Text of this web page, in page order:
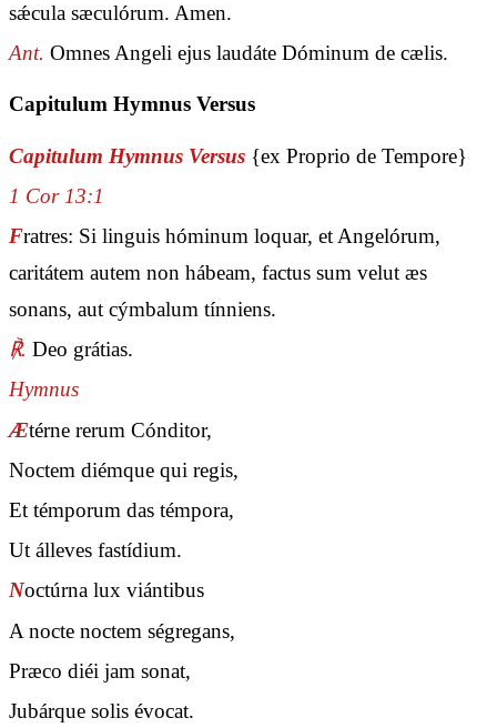
sǽcula sæculórum. Amen.
Ant. Omnes Angeli ejus laudáte Dóminum de cælis.
Capitulum Hymnus Versus
Capitulum Hymnus Versus {ex Proprio de Tempore}
1 Cor 13:1
Fratres: Si linguis hóminum loquar, et Angelórum,
caritátem autem non hábeam, factus sum velut æs
sonans, aut cýmbalum tínniens.
℟. Deo grátias.
Hymnus
Ætérne rerum Cónditor,
Noctem diémque qui regis,
Et témporum das témpora,
Ut álleves fastídium.
Noctúrna lux viántibus
A nocte noctem ségregans,
Præco diéi jam sonat,
Jubárque solis évocat.